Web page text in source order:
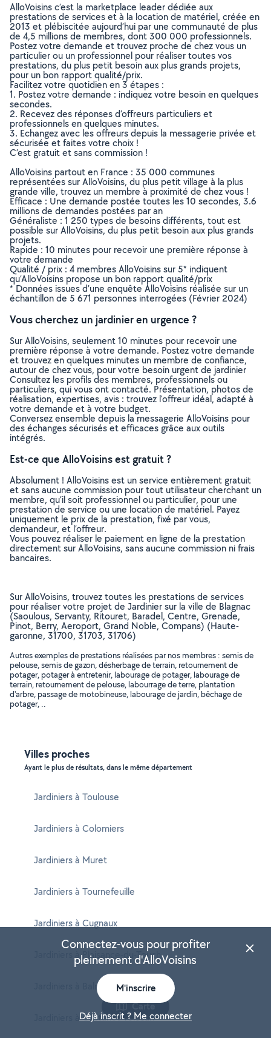
AlloVoisins c’est la marketplace leader dédiée aux
prestations de services et à la location de matériel, créée en
2013 et plébiscitée aujourd’hui par une communauté de plus
de 4,5 millions de membres, dont 300 000 professionnels.
Postez votre demande et trouvez proche de chez vous un
particulier ou un professionnel pour réaliser toutes vos
prestations, du plus petit besoin aux plus grands projets,
pour un bon rapport qualité/prix.
Facilitez votre quotidien en 3 étapes :
1. Postez votre demande : indiquez votre besoin en quelques
secondes.
2. Recevez des réponses d’offreurs particuliers et
professionnels en quelques minutes.
3. Echangez avec les offreurs depuis la messagerie privée et
sécurisée et faites votre choix !
C’est gratuit et sans commission !
AlloVoisins partout en France : 35 000 communes
représentées sur AlloVoisins, du plus petit village à la plus
grande ville, trouvez un membre à proximité de chez vous !
Efficace : Une demande postée toutes les 10 secondes, 3.6
millions de demandes postées par an
Généraliste : 1 250 types de besoins différents, tout est
possible sur AlloVoisins, du plus petit besoin aux plus grands
projets.
Rapide : 10 minutes pour recevoir une première réponse à
votre demande
Qualité / prix : 4 membres AlloVoisins sur 5* indiquent
qu’AlloVoisins propose un bon rapport qualité/prix
* Données issues d’une enquête AlloVoisins réalisée sur un
échantillon de 5 671 personnes interrogées (Février 2024)
Vous cherchez un jardinier en urgence ?
Sur AlloVoisins, seulement 10 minutes pour recevoir une
première réponse à votre demande. Postez votre demande
et trouvez en quelques minutes un membre de confiance,
autour de chez vous, pour votre besoin urgent de jardinier
Consultez les profils des membres, professionnels ou
particuliers, qui vous ont contacté. Présentation, photos de
réalisation, expertises, avis : trouvez l'offreur idéal, adapté à
votre demande et à votre budget.
Conversez ensemble depuis la messagerie AlloVoisins pour
des échanges sécurisés et efficaces grâce aux outils
intégrés.
Est-ce que AlloVoisins est gratuit ?
Absolument ! AlloVoisins est un service entièrement gratuit
et sans aucune commission pour tout utilisateur cherchant un
membre, qu’il soit professionnel ou particulier, pour une
prestation de service ou une location de matériel. Payez
uniquement le prix de la prestation, fixé par vous,
demandeur, et l’offreur.
Vous pouvez réaliser le paiement en ligne de la prestation
directement sur AlloVoisins, sans aucune commission ni frais
bancaires.
Sur AlloVoisins, trouvez toutes les prestations de services
pour réaliser votre projet de Jardinier sur la ville de Blagnac
(Saoulous, Servanty, Ritouret, Baradel, Centre, Grenade,
Pinot, Berry, Aeroport, Grand Noble, Compans) (Haute-
garonne, 31700, 31703, 31706)
Autres exemples de prestations réalisées par nos membres : semis de
pelouse, semis de gazon, désherbage de terrain, retournement de
potager, potager à entretenir, labourage de potager, labourage de
terrain, retournement de pelouse, labourrage de terre, plantation
d'arbre, passage de motobineuse, labourage de jardin, bêchage de
potager, ..
Villes proches
Ayant le plus de résultats, dans le même département
Jardiniers à Toulouse
Jardiniers à Colomiers
Jardiniers à Muret
Jardiniers à Tournefeuille
Jardiniers à Cugnaux
Jardiniers à Plaisance-du-Touch
Jardiniers à Balma
Jardiniers à Castanet-Tolosan
Carte
Connectez-vous pour profiter
pleinement d'AlloVoisins
M'inscrire
Déjà inscrit ? Me connecter